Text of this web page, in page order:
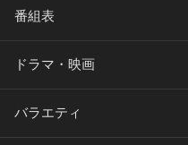
番組表
ドラマ・映画
バラエティ